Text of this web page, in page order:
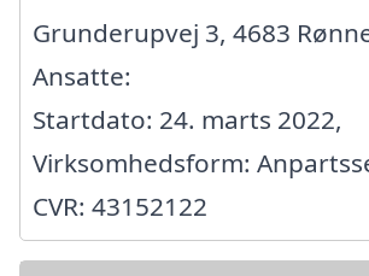
Grunderupvej 3, 4683
Ansatte:
Startdato: 24. marts 2022,
Virksomhedsform:
CVR: 43152122